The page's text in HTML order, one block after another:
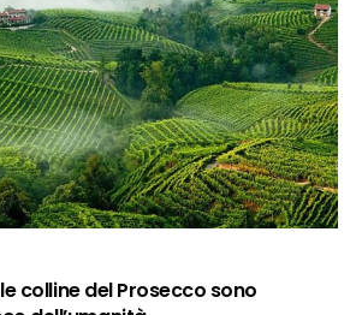
colline del Prosecco sono